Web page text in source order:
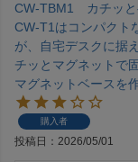
CW-TBM1 カチッと
CW-T1はコンパクト
が、自宅デスクに据
チッとマグネットで
マグネットベースを
購入者
投稿日 2026/05/01